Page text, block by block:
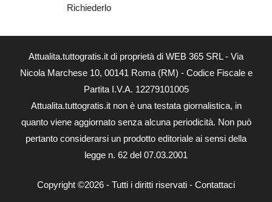
Richiederlo
Attualita.tuttogratis.it di proprietà di WEB 365 SRL - Via
Nicola Marchese 10, 00141 Roma (RM) - Codice Fiscale e
Partita I.V.A. 12279101005
Attualita.tuttogratis.it non è una testata giornalistica, in
quanto viene aggiornato senza alcuna periodicità. Non può
pertanto considerarsi un prodotto editoriale ai sensi della
legge n. 62 del 07.03.2001
Copyright ©2026 - Tutti i diritti riservati - Contattaci